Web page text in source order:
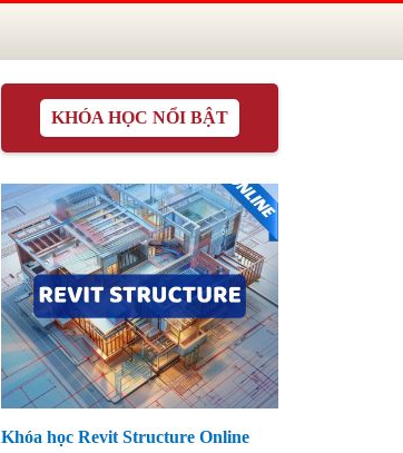
KHÓA HỌC NỔI BẬT
Khóa học Revit Structure Online